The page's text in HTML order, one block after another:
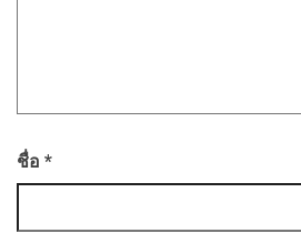
ชื่อ *